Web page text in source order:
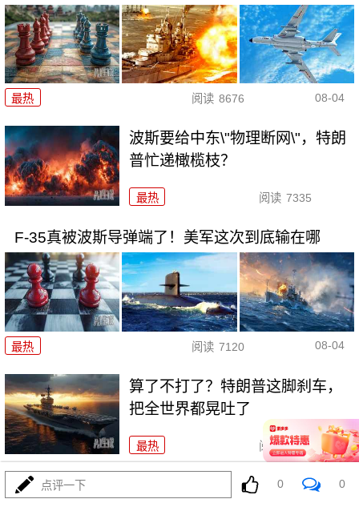
最热 阅读 8676 08-04
波斯要给中东\"物理断网\"，特朗
普忙递橄榄枝？
最热 阅读 7335
F-35真被波斯导弹端了！美军这次到底输在哪
最热 阅读 7120 08-04
算了不打了？特朗普这脚刹车，
把全世界都晃吐了
最热 阅读 15954
一张图让印度陷入死寂，五枚金
点评一下 0 0